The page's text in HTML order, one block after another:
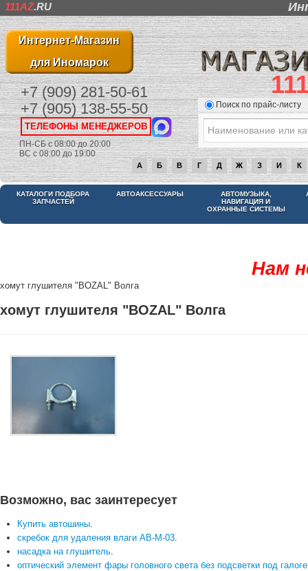
111AZ.RU
Интернет-Магазин
для Иномарок
+7 (909) 281-50-61
+7 (905) 138-55-50
ТЕЛЕФОНЫ МЕНЕДЖЕРОВ
ПН-СБ с 08:00 до 20:00
ВС с 08:00 до 19:00
Поиск по прайс-листу
А Б В Г Д Ж З И К
КАТАЛОГИ ПОДБОРА
ЗАПЧАСТЕЙ
АВТОАКСЕССУАРЫ
АВТОМУЗЫКА,
НАВИГАЦИЯ И
ОХРАННЫЕ СИСТЕМЫ
Нам
хомут глушителя "BOZAL" Волга
хомут глушителя "BOZAL" Волга
Возможно, вас заинтересует
Купить автошины.
скребок для удаления влаги AB-M-03.
насадка на глушитель.
оптический элемент фары головного света без подсветки под